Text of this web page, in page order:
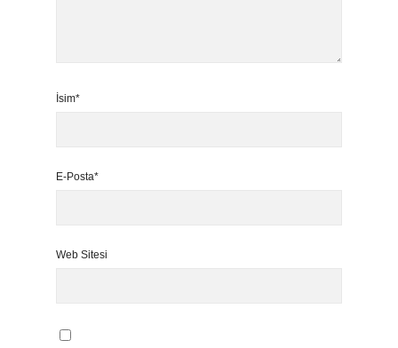
İsim*
E-Posta*
Web Sitesi